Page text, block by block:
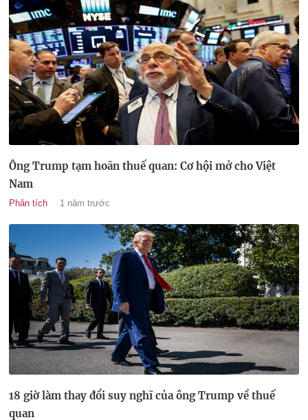
Ông Trump tạm hoãn thuế quan: Cơ hội mở cho Việt
Nam
Phân tích 1 năm trước
18 giờ làm thay đổi suy nghĩ của ông Trump về thuế
quan